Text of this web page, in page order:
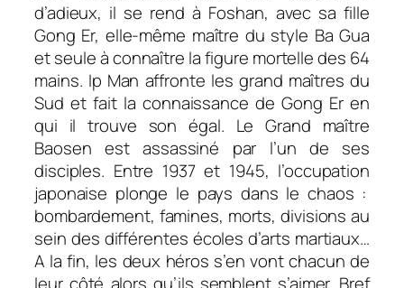
d’adieux, il se rend à Foshan, avec sa fille
Gong Er, elle-même maître du style Ba Gua
et seule à connaître la figure mortelle des 64
mains. Ip Man affronte les grand maîtres du
Sud et fait la connaissance de Gong Er en
qui il trouve son égal. Le Grand maître
Baosen est assassiné par l’un de ses
disciples. Entre 1937 et 1945, l’occupation
japonaise plonge le pays dans le chaos :
bombardement, famines, morts, divisions au
sein des différentes écoles d’arts martiaux…
A la fin, les deux héros s’en vont chacun de